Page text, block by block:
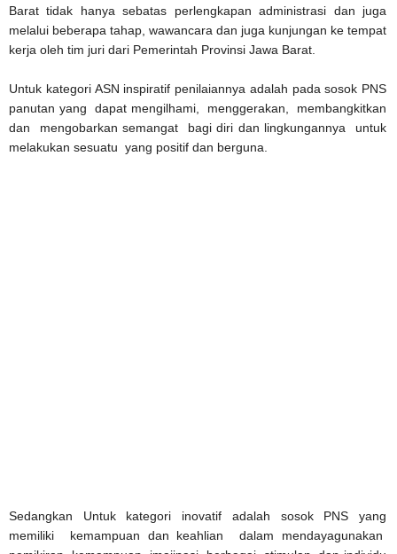
Barat tidak hanya sebatas perlengkapan administrasi dan juga
melalui beberapa tahap, wawancara dan juga kunjungan ke tempat
kerja oleh tim juri dari Pemerintah Provinsi Jawa Barat.
Untuk kategori ASN inspiratif penilaiannya adalah pada sosok PNS
panutan yang dapat mengilhami, menggerakan, membangkitkan
dan mengobarkan semangat bagi diri dan lingkungannya untuk
melakukan sesuatu yang positif dan berguna.
Sedangkan Untuk kategori inovatif adalah sosok PNS yang
memiliki kemampuan dan keahlian dalam mendayagunakan